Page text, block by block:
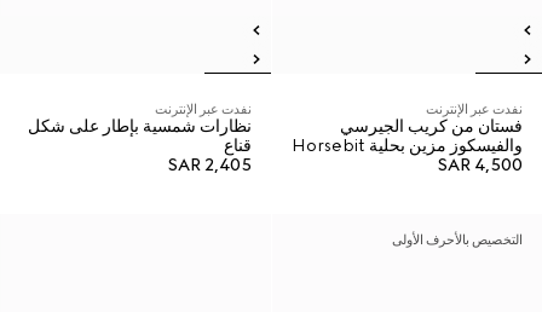
نفدت عبر الإنترنت
فستان من كريب الجيرسي
والفيسكوز مزين بحلية Horsebit
SAR 4,500
نفدت عبر الإنترنت
نظارات شمسية بإطار على شكل
قناع
SAR 2,405
التخصيص بالأحرف الأولى